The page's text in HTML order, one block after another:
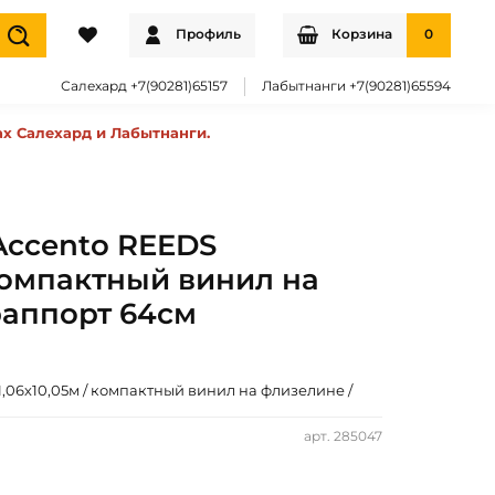
Профиль Корзина 0
Салехард +7(90281)65157 Лабытнанги +7(90281)65594
Салехард и Лабытнанги.
арт. 285047
REEDS
винил на
64см
/ компактный винил на флизелине /